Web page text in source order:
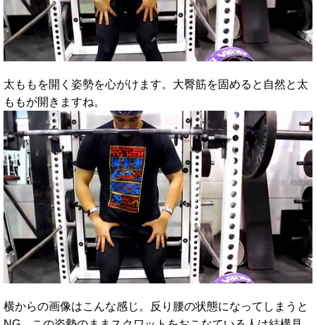
太ももを開く姿勢を心がけます。大臀筋を固めると自然と太
ももが開きますね。
横からの画像はこんな感じ。反り腰の状態になってしまうと